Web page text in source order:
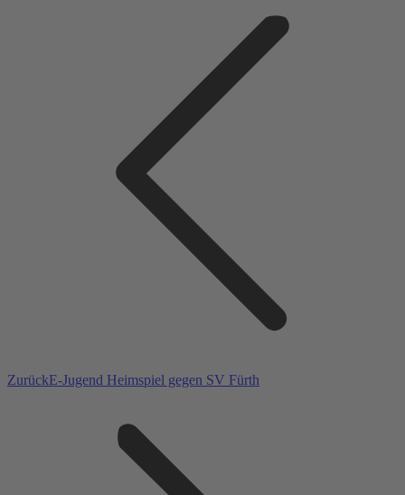
ZurückVorheriger
E-Jugend Heimspiel gegen SV Fürth